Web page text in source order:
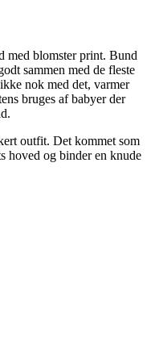
med blomster print. Bund
sammen med de fleste
nok med det, varmer
bruges af babyer der
outfit. Det kommet som
hoved og binder en knude